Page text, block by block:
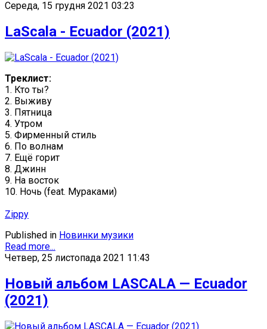
Середа, 15 грудня 2021 03:23
LaScala - Ecuador (2021)
Треклист:
1. Кто ты?
2. Выживу
3. Пятница
4. Утром
5. Фирменный стиль
6. По волнам
7. Ещё горит
8. Джинн
9. На восток
10. Ночь (feat. Мураками)
Zippy
Published in Новинки музики
Read more...
Четвер, 25 листопада 2021 11:43
Новый альбом LASCALA — Ecuador
(2021)